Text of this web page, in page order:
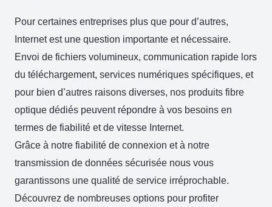
Pour certaines entreprises plus que pour d’autres,
Internet est une question importante et nécessaire.
Envoi de fichiers volumineux, communication rapide lors
du téléchargement, services numériques spécifiques, et
pour bien d’autres raisons diverses, nos produits fibre
optique dédiés peuvent répondre à vos besoins en
termes de fiabilité et de vitesse Internet.
Grâce à notre fiabilité de connexion et à notre
transmission de données sécurisée nous vous
garantissons une qualité de service irréprochable.
Découvrez de nombreuses options pour profiter